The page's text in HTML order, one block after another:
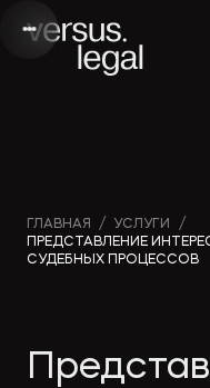
и
ГЛАВНАЯ / УСЛУГИ
/
ПРЕДСТАВЛЕНИЕ
СУДЕБНЫХ ПРОЦЕССОВ